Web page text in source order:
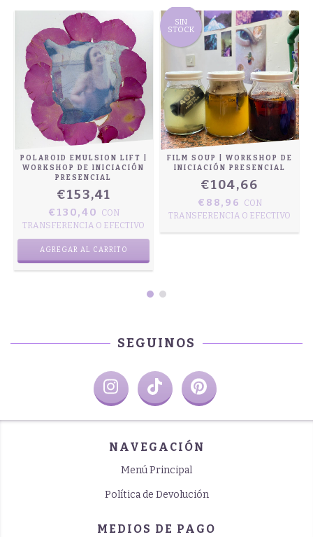
POLAROID EMULSION LIFT |
WORKSHOP DE INICIACIÓN
PRESENCIAL
€153,41
€130,40
CON
TRANSFERENCIA O EFECTIVO
SIN
STOCK
FILM SOUP | WORKSHOP DE
INICIACIÓN PRESENCIAL
€104,66
€88,96
CON
TRANSFERENCIA O EFECTIVO
SEGUINOS
NAVEGACIÓN
Menú Principal
Política de Devolución
MEDIOS DE PAGO